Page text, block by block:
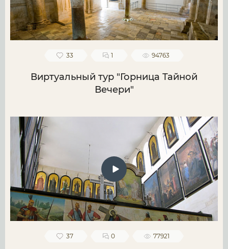
33 1 94763
Виртуальный тур "Горница Тайной
Вечери"
37 0 77921